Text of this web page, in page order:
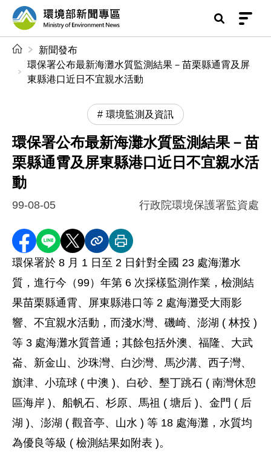
前往中央內容區塊
環境部新聞專區
新聞發布
環保署公布最新海灘水質監測結果－苗栗縣通霄及屏
東縣港口近日不宜親水活動
環境監測及資訊
環保署公布最新海灘水質監測結果－苗
栗縣通霄及屏東縣港口近日不宜親水活
動
99-08-05 行政院環境保護署監資處
分享至 Facebook
分享到 LINE
分享到 X分享內容連結
列印本頁
環保署於 8 月 1 日至 2 日針對全國 23 處海灘水
質，進行今（99）年第 6 次採樣監測作業，檢測結
果苗栗縣通霄、屏東縣港口等 2 處海灘受大雨影
響、不宜親水活動，而淺水灣、磯崎、澎湖 ( 林投 )
等 3 處海灘水質普通；其餘包括外澳、福隆、大武
崙、新金山、沙珠灣、白沙灣、馬沙溝、西子灣、
旗津、小琉球 ( 中澳 )、白砂、墾丁跳石 ( 南灣休憩
區海岸 )、船帆石、杉原、馬祖 ( 塘后 )、金門 ( 后
湖 )、澎湖 ( 觀音亭、山水 ) 等 18 處海灘，水質均
為優良等級 ( 檢測結果如附表 )。